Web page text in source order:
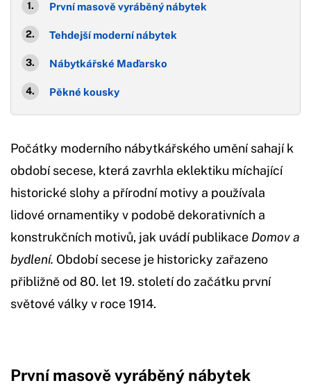
První masově vyráběný nábytek
Tehdejší moderní nábytek
Nábytkářské Maďarsko
Pěkné kousky
Počátky moderního nábytkářského umění sahají k
období secese, která zavrhla eklektiku míchající
historické slohy a přírodní motivy a používala
lidové ornamentiky v podobě dekorativních a
konstrukčních motivů, jak uvádí publikace Domov a
bydlení. Období secese je historicky zařazeno
přibližně od 80. let 19. století do začátku první
světové války v roce 1914.
První masově vyráběný nábytek